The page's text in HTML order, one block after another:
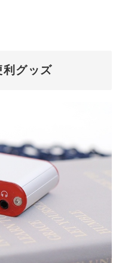
グッズ